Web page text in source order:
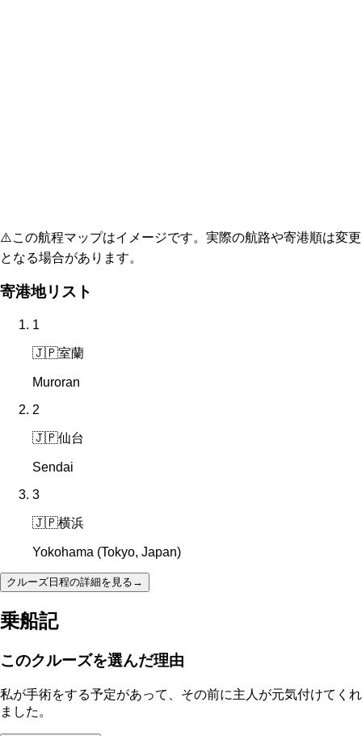
⚠️この航程マップはイメージです。実際の航路や寄港順は変更
となる場合があります。
寄港地リスト
1
🇯🇵室蘭
Muroran
2
🇯🇵仙台
Sendai
3
🇯🇵横浜
Yokohama (Tokyo, Japan)
クルーズ日程の詳細を見る →
乗船記
このクルーズを選んだ理由
私が手術をする予定があって、その前に主人が元気付けてくれ
ました。